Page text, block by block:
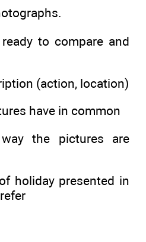
to compare and
(action, location)
have in common
the pictures are
holiday presented in